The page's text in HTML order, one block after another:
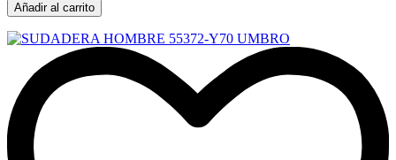
Añadir al carrito